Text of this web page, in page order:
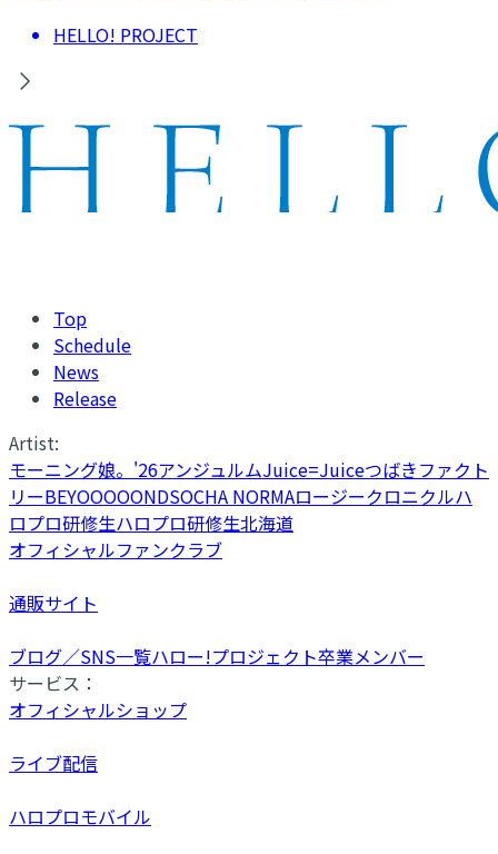
HELLO! PROJECT
Top
Schedule
News
Release
Artist:
モーニング娘。'26アンジュルムJuice=Juiceつばきファクト
リーBEYOOOOONDSOCHA NORMAロージークロニクルハ
ロプロ研修生ハロプロ研修生北海道
オフィシャルファンクラブ
通販サイト
ブログ／SNS一覧ハロー!プロジェクト卒業メンバー
サービス：
オフィシャルショップ
ライブ配信
ハロプロモバイル